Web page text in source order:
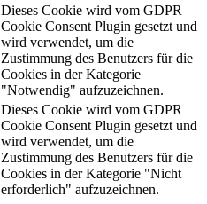
Dieses Cookie wird vom GDPR
Cookie Consent Plugin gesetzt und
wird verwendet, um die
Zustimmung des Benutzers für die
Cookies in der Kategorie
"Notwendig" aufzuzeichnen.
Dieses Cookie wird vom GDPR
Cookie Consent Plugin gesetzt und
wird verwendet, um die
Zustimmung des Benutzers für die
Cookies in der Kategorie "Nicht
erforderlich" aufzuzeichnen.